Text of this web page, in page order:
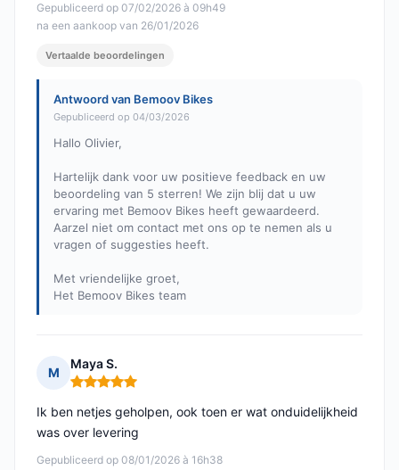
Gepubliceerd op 07/02/2026 à 09h49
na een aankoop van 26/01/2026
Vertaalde beoordelingen
Antwoord van Bemoov Bikes
Gepubliceerd op 04/03/2026
Hallo Olivier,
Hartelijk dank voor uw positieve feedback en uw
beoordeling van 5 sterren! We zijn blij dat u uw
ervaring met Bemoov Bikes heeft gewaardeerd.
Aarzel niet om contact met ons op te nemen als u
vragen of suggesties heeft.
Met vriendelijke groet,
Het Bemoov Bikes team
M
Maya S.
Opmerking: 5 van 5
Gepubliceerd op 08/01/2026 à 16h38
Ik ben netjes geholpen, ook toen er wat onduidelijkheid
was over levering